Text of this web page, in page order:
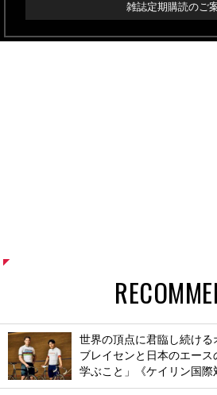
雑誌定期購読のご
世界の頂点に君臨し続け
ブレイセンと日本のエー
学ぶこと」《ケイリン国際